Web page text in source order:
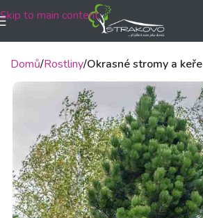
Skip to main content
Domů Rostliny Okrasné stromy a keře